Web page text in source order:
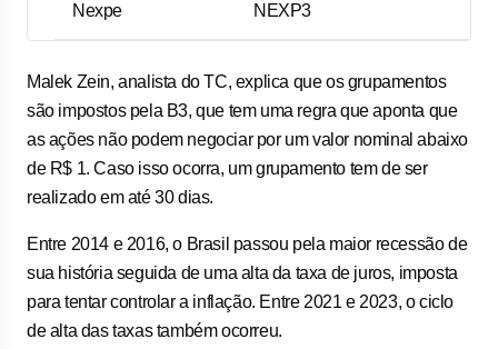
Nexpe NEXP3
Malek Zein, analista do TC, explica que os grupamentos
são impostos pela B3, que tem uma regra que aponta que
as ações não podem negociar por um valor nominal abaixo
de R$ 1. Caso isso ocorra, um grupamento tem de ser
realizado em até 30 dias.
Entre 2014 e 2016, o Brasil passou pela maior recessão de
sua história seguida de uma alta da taxa de juros, imposta
para tentar controlar a inflação. Entre 2021 e 2023, o ciclo
de alta das taxas também ocorreu.